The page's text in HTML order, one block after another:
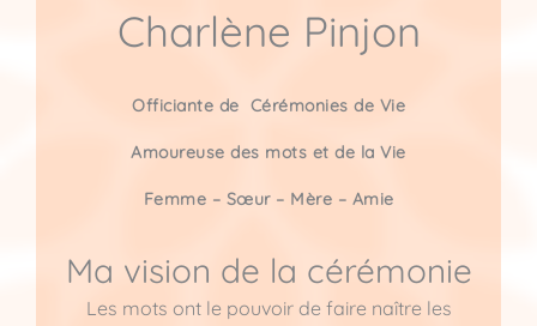
Charlène Pinjon
Officiante de Cérémonies de Vie
Amoureuse des mots et de la Vie
Femme – Sœur – Mère – Amie
Ma vision de la cérémonie
Les mots ont le pouvoir de faire naître les